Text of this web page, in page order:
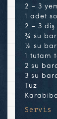
2 – 3
1 adet
2 – 3 diş
¾ su
½ su
1 tutam
2 su
3 su
Tuz
Servis